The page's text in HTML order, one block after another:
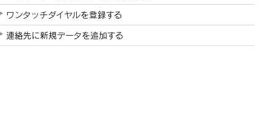
ワンタッチダイヤルを登録する
連絡先に新規データを追加する